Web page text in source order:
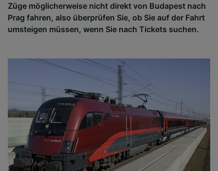
Züge möglicherweise nicht direkt von Budapest nach
Prag fahren, also überprüfen Sie, ob Sie auf der Fahrt
umsteigen müssen, wenn Sie nach Tickets suchen.